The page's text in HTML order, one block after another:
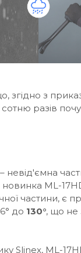
згідно з
разів
новинка ML-
частини, є
до 130°, що не
Slinex,